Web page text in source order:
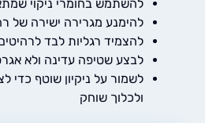
להשתמש בחומרי ניקוי שמתאימים
להימנע מגרירה ישירה של רהיטים
להצמיד רגליות לבד לרהיטים ניידים
לבצע שטיפה עדינה ולא אגרסיבית
לשמור על ניקיון שוטף כדי לצמצם
ולכלוך שוחק